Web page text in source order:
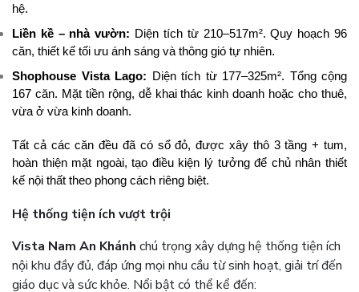
hệ.
Liền kề – nhà vườn: Diện tích từ 210–517m². Quy hoạch 96
căn, thiết kế tối ưu ánh sáng và thông gió tự nhiên.
Shophouse Vista Lago: Diện tích từ 177–325m². Tổng cộng
167 căn. Mặt tiền rộng, dễ khai thác kinh doanh hoặc cho thuê,
vừa ở vừa kinh doanh.
Tất cả các căn đều đã có sổ đỏ, được xây thô 3 tầng + tum,
hoàn thiện mặt ngoài, tạo điều kiện lý tưởng để chủ nhân thiết
kế nội thất theo phong cách riêng biệt.
Hệ thống tiện ích vượt trội
Vista Nam An Khánh chú trọng xây dựng hệ thống tiện ích
nội khu đầy đủ, đáp ứng mọi nhu cầu từ sinh hoạt, giải trí đến
giáo dục và sức khỏe. Nổi bật có thể kể đến: